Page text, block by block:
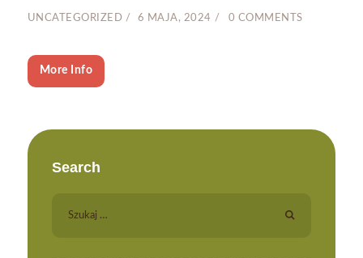
UNCATEGORIZED 6 MAJA, 2024 0 COMMENTS
More Info
Search